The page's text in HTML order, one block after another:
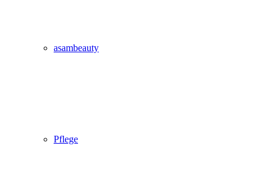
asambeauty
Pflege